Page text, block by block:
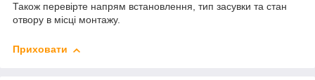
Також перевірте напрям встановлення, тип засувки та стан
отвору в місці монтажу.
Приховати